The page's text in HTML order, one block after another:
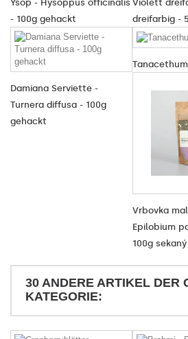
Ysop - Hysoppus officinalis
- 100g gehackt
Violett
dreifarbig -
Damiana Serviette -
Turnera diffusa - 100g
gehackt
Vrbovka
Epilobium
100g sekaný
30 ANDERE ARTIKEL DER
KATEGORIE: